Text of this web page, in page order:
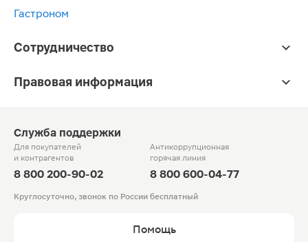
Гастроном
Сотрудничество
Правовая информация
Служба поддержки
Для покупателей
и контрагентов
8 800 200-90-02
Антикоррупционная
горячая линия
8 800 600-04-77
Круглосуточно, звонок по России бесплатный
Помощь